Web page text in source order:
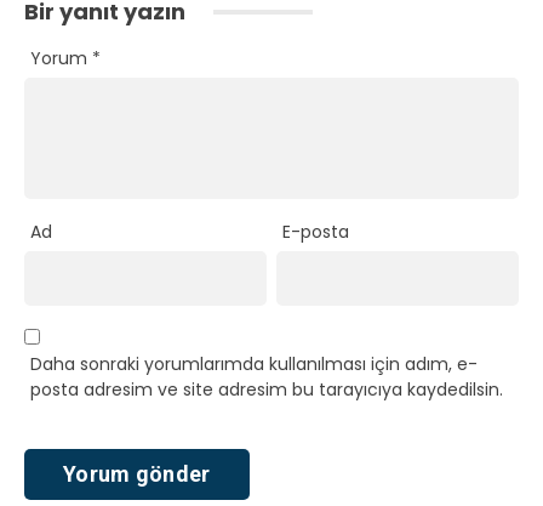
Bir yanıt yazın
Yorum *
Ad E-posta
Daha sonraki yorumlarımda kullanılması için adım, e-
posta adresim ve site adresim bu tarayıcıya kaydedilsin.